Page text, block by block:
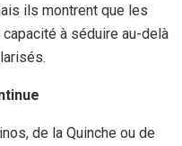
ils montrent que les
à séduire au-delà
de la Quinche ou de